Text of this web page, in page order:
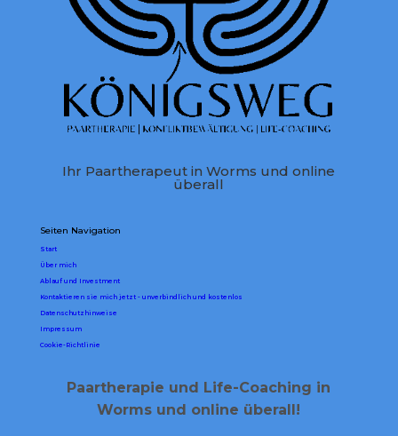
Ihr Paartherapeut in Worms und online
überall
Seiten Navigation
Start
Über mich
Ablauf und Investment
Kontaktieren sie mich jetzt - unverbindlich und kostenlos
Datenschutzhinweise
Impressum
Cookie-Richtlinie
Paartherapie und Life-Coaching in
Worms und online überall!